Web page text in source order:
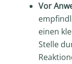
Vor
einen
Stelle